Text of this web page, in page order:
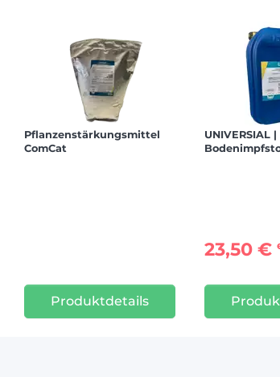
Pflanzenstärkungsmittel
ComCat
Produktdetails
UNIVERSIAL |
23,50 €